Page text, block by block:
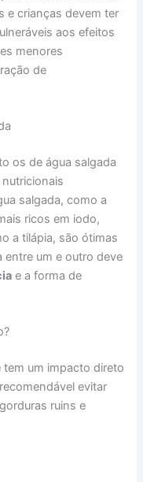
e crianças devem ter
aos efeitos
menores
de
os de água salgada
salgada, como a
ricos em iodo,
a tilápia, são ótimas
entre um e outro deve
e a forma de
um impacto direto
evitar
ruins e